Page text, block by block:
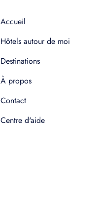
Accueil
Hôtels autour de moi
Destinations
À propos
Contact
Centre d'aide